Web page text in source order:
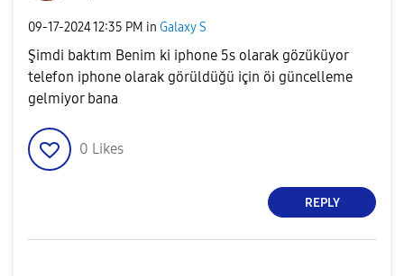
‎09-17-202412:35 PM in Galaxy S
Şimdi baktım Benim ki iphone 5s olarak gözüküyor
telefon iphone olarak görüldüğü için öi güncelleme
gelmiyor bana
0 Likes
REPLY